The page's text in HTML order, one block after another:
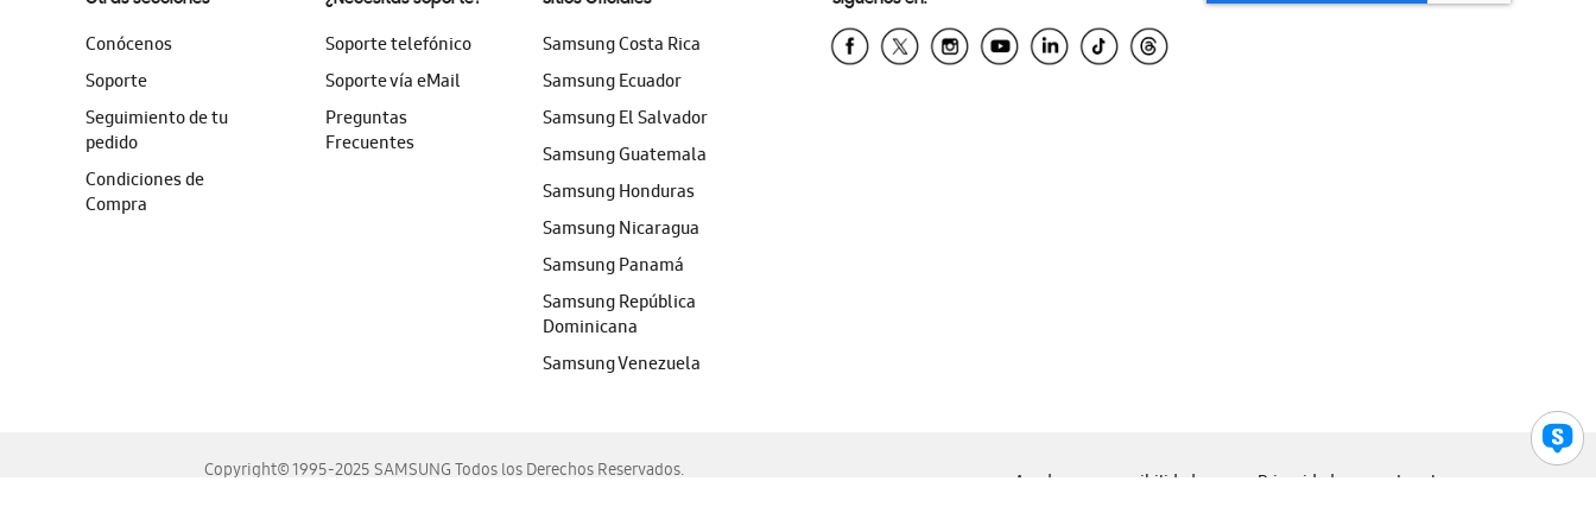
Conócenos
Soporte
Seguimiento de tu
pedido
Condiciones de
Compra
Soporte telefónico
Soporte vía eMail
Preguntas
Frecuentes
Samsung Costa Rica
Samsung Ecuador
Samsung El Salvador
Samsung Guatemala
Samsung Honduras
Samsung Nicaragua
Samsung Panamá
Samsung República
Dominicana
Samsung Venezuela
Copyright© 1995-2025 SAMSUNG Todos los Derechos Reservados.
Ayuda para accesibilidad Privacidad Legal